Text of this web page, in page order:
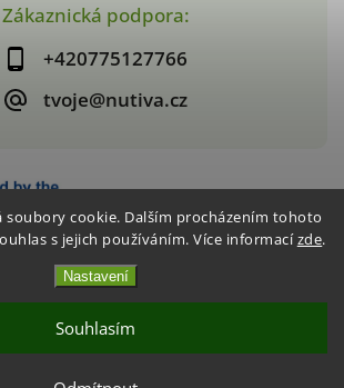
soubory cookie. Dalším procházením tohoto
s jejich používáním. Více informacízde.
Nastavení
Souhlasím
Zákaznická podpora:
+420775127766
tvoje@nutiva.cz
nutiva.cz
Shoptet | Design